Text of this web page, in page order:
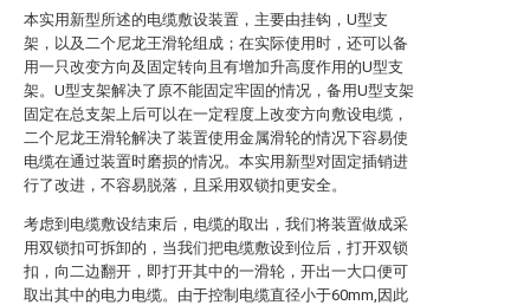
本实用新型所述的电缆敷设装置，主要由挂钩，U型支
架，以及二个尼龙王滑轮组成；在实际使用时，还可以备
用一只改变方向及固定转向且有增加升高度作用的U型支
架。U型支架解决了原不能固定牢固的情况，备用U型支架
固定在总支架上后可以在一定程度上改变方向敷设电缆，
二个尼龙王滑轮解决了装置使用金属滑轮的情况下容易使
电缆在通过装置时磨损的情况。本实用新型对固定插销进
行了改进，不容易脱落，且采用双锁扣更安全。
考虑到电缆敷设结束后，电缆的取出，我们将装置做成采
用双锁扣可拆卸的，当我们把电缆敷设到位后，打开双锁
扣，向二边翻开，即打开其中的一滑轮，开出一大口便可
取出其中的电力电缆。由于控制电缆直径小于60mm,因此